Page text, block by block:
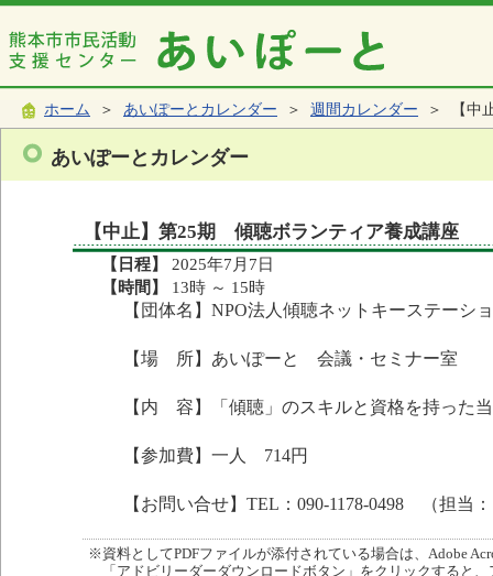
ホーム ＞ あいぽーとカレンダー ＞ 週間カレンダー ＞ 【中
あいぽーとカレンダー
【中止】第25期 傾聴ボランティア養成講座
【日程】
2025年7月7日
【時間】
13時 ～ 15時
【団体名】NPO法人傾聴ネットキーステーシ
【場 所】あいぽーと 会議・セミナー室
【内 容】「傾聴」のスキルと資格を持った
【参加費】一人 714円
【お問い合せ】TEL：090-1178-0498 （担当
※資料としてPDFファイルが添付されている場合は、Adobe
「アドビリーダーダウンロードボタン」をクリックすると